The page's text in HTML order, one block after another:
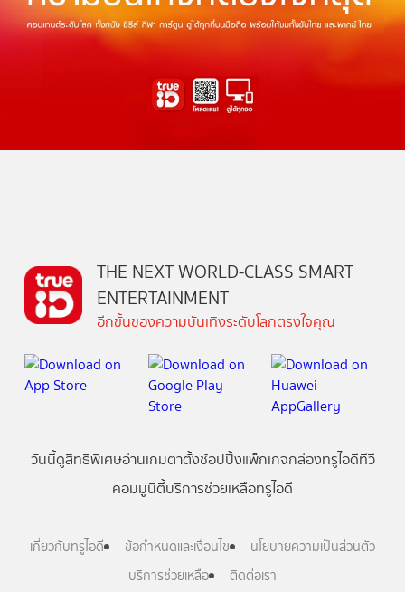
THE NEXT WORLD-CLASS SMART
ENTERTAINMENT
อีกขั้นของความบันเทิงระดับโลกตรงใจคุณ
วันนี้ดูสิทธิพิเศษอ่านเกมตาตั้งช้อปปิ้งแพ็กเกจกล่องทรูไอดีทีวี
คอมมูนิตี้บริการช่วยเหลือทรูไอดี
เกี่ยวกับทรูไอดี ข้อกำหนดและเงื่อนไข
นโยบายความเป็นส่วนตัว
บริการช่วยเหลือ
ติดต่อเรา